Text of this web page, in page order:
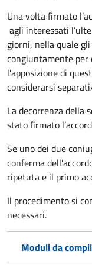
Una volta firmato
agli interessati
giorni, nella quale
congiuntamente per
l’apposizione di
considerarsi
La decorrenza della
stato firmato
Se uno dei due
conferma
ripetuta e il primo
Il procedimento si
necessari.
Moduli da